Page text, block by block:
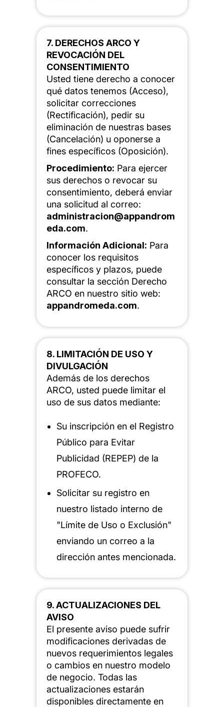
7. DERECHOS ARCO Y
REVOCACIÓN DEL
CONSENTIMIENTO
Usted tiene derecho a conocer
qué datos tenemos (Acceso),
solicitar correcciones
(Rectificación), pedir su
eliminación de nuestras bases
(Cancelación) u oponerse a
fines específicos (Oposición).
Procedimiento: Para ejercer
sus derechos o revocar su
consentimiento, deberá enviar
una solicitud al correo:
administracion@appandrom
eda.com.
Información Adicional: Para
conocer los requisitos
específicos y plazos, puede
consultar la sección Derecho
ARCO en nuestro sitio web:
appandromeda.com.
8. LIMITACIÓN DE USO Y
DIVULGACIÓN
Además de los derechos
ARCO, usted puede limitar el
uso de sus datos mediante:
Su inscripción en el Registro
Público para Evitar
Publicidad (REPEP) de la
PROFECO.
Solicitar su registro en
nuestro listado interno de
"Límite de Uso o Exclusión"
enviando un correo a la
dirección antes mencionada.
9. ACTUALIZACIONES DEL
AVISO
El presente aviso puede sufrir
modificaciones derivadas de
nuevos requerimientos legales
o cambios en nuestro modelo
de negocio. Todas las
actualizaciones estarán
disponibles directamente en